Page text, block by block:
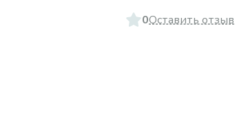
0Оставить отзыв